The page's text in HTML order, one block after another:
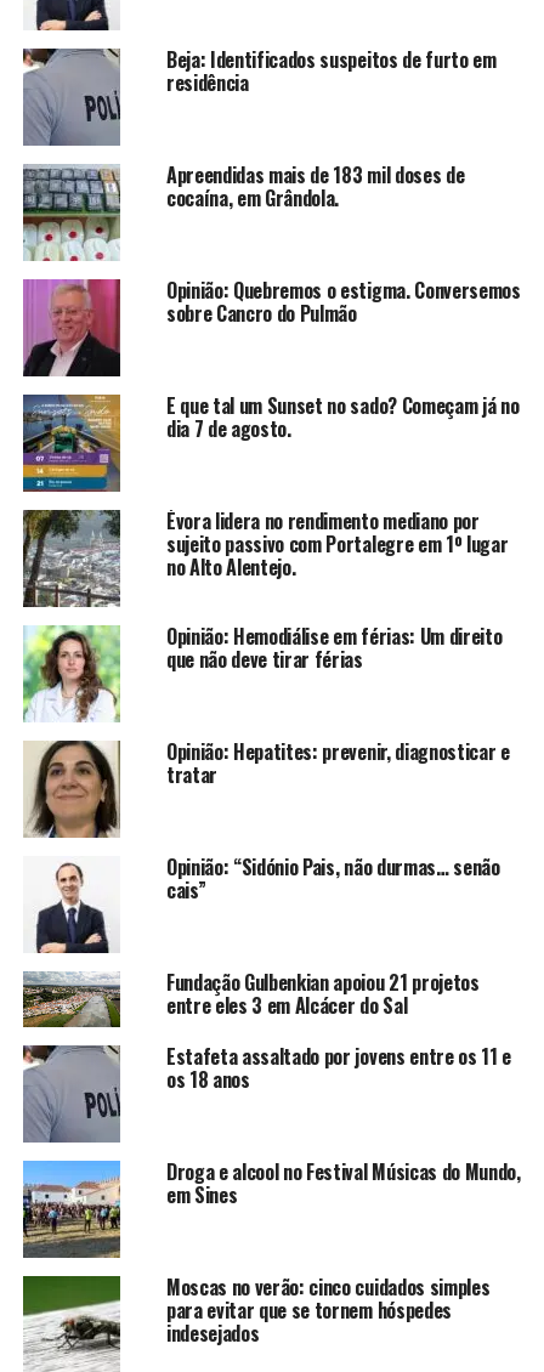
Beja: Identificados suspeitos de furto em
residência
Apreendidas mais de 183 mil doses de
cocaína, em Grândola.
Opinião: Quebremos o estigma. Conversemos
sobre Cancro do Pulmão
E que tal um Sunset no sado? Começam já no
dia 7 de agosto.
Évora lidera no rendimento mediano por
sujeito passivo com Portalegre em 1º lugar
no Alto Alentejo.
Opinião: Hemodiálise em férias: Um direito
que não deve tirar férias
Opinião: Hepatites: prevenir, diagnosticar e
tratar
Opinião: “Sidónio Pais, não durmas… senão
cais”
Fundação Gulbenkian apoiou 21 projetos
entre eles 3 em Alcácer do Sal
Estafeta assaltado por jovens entre os 11 e
os 18 anos
Droga e alcool no Festival Músicas do Mundo,
em Sines
Moscas no verão: cinco cuidados simples
para evitar que se tornem hóspedes
indesejados